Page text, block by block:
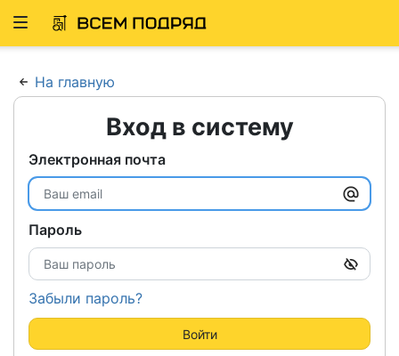
Развернуть
На главную
Вход в систему
Электронная почта
Пароль
Забыли пароль?
Войти